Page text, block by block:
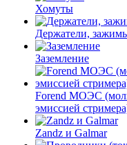
Хомуты
Держатели,
Заземление
Forend МОЭС
эмиссией
Zandz и Galmar